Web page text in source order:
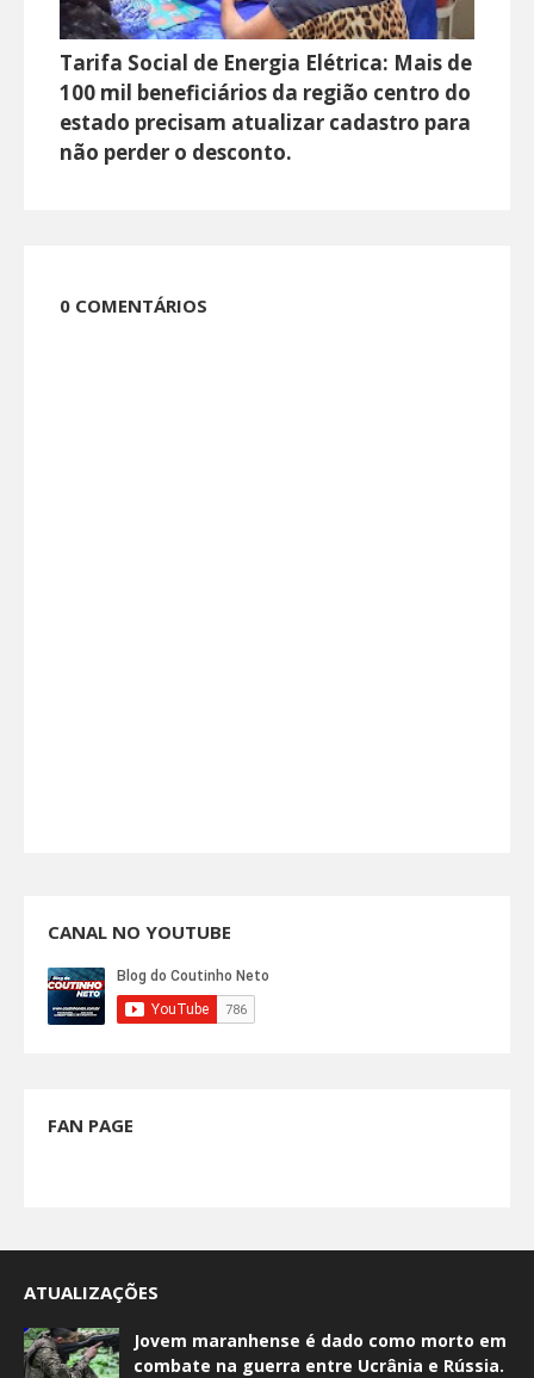
Tarifa Social de Energia Elétrica: Mais de
100 mil beneficiários da região centro do
estado precisam atualizar cadastro para
não perder o desconto.
0 COMENTÁRIOS
CANAL NO YOUTUBE
FAN PAGE
ATUALIZAÇÕES
Jovem maranhense é dado como morto em
combate na guerra entre Ucrânia e Rússia.